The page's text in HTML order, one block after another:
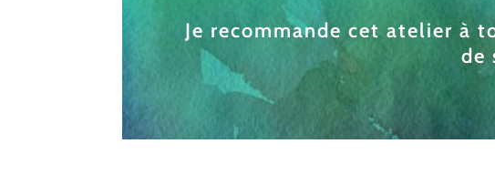
Je recommande cet atelier à
de